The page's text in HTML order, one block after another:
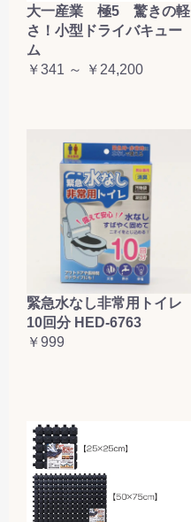
大一産業 極5 驚きの軽
さ！小型ドライバキュー
ム
￥341 ～ ￥24,200
緊急水なし非常用トイレ
10回分 HED-6763
￥999